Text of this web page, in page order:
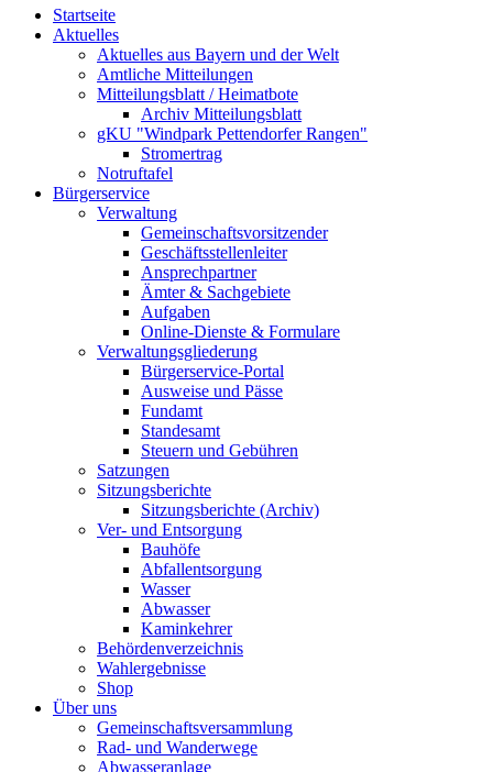
Startseite
Aktuelles
Aktuelles aus Bayern und der Welt
Amtliche Mitteilungen
Mitteilungsblatt / Heimatbote
Archiv Mitteilungsblatt
gKU "Windpark Pettendorfer Rangen"
Stromertrag
Notruftafel
Bürgerservice
Verwaltung
Gemeinschaftsvorsitzender
Geschäftsstellenleiter
Ansprechpartner
Ämter & Sachgebiete
Aufgaben
Online-Dienste & Formulare
Verwaltungsgliederung
Bürgerservice-Portal
Ausweise und Pässe
Fundamt
Standesamt
Steuern und Gebühren
Satzungen
Sitzungsberichte
Sitzungsberichte (Archiv)
Ver- und Entsorgung
Bauhöfe
Abfallentsorgung
Wasser
Abwasser
Kaminkehrer
Behördenverzeichnis
Wahlergebnisse
Shop
Über uns
Gemeinschaftsversammlung
Rad- und Wanderwege
Abwasseranlage